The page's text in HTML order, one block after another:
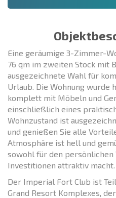
Eine geräumige 3-Zimmer-
76 qm im zweiten Stock mit
ausgezeichnete Wahl für
Urlaub. Die Wohnung
komplett mit Möbeln und
einschließlich eines
Wohnzustand ist
und genießen Sie alle
Atmosphäre ist hell und
sowohl für den persönlichen
Investitionen attraktiv macht.
Der Imperial Fort Club ist
Grand Resort Komplexes,